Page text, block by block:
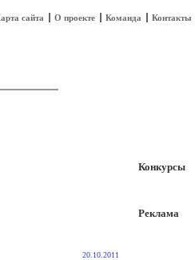
сайта О проекте Команда Контакты
20.10.2011
Конкурсы
Реклама